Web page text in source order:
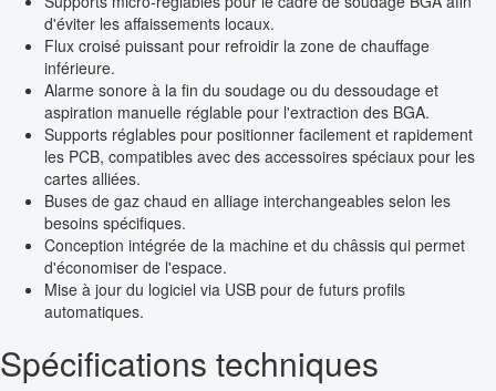
d'éviter les affaissements locaux.
Flux croisé puissant pour refroidir la zone de chauffage
inférieure.
Alarme sonore à la fin du soudage ou du dessoudage et
aspiration manuelle réglable pour l'extraction des BGA.
Supports réglables pour positionner facilement et rapidement
les PCB, compatibles avec des accessoires spéciaux pour les
cartes alliées.
Buses de gaz chaud en alliage interchangeables selon les
besoins spécifiques.
Conception intégrée de la machine et du châssis qui permet
d'économiser de l'espace.
Mise à jour du logiciel via USB pour de futurs profils
automatiques.
Spécifications techniques